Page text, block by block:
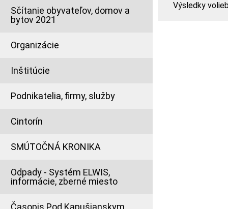
Sčítanie obyvateľov, domov a
bytov 2021
Organizácie
Inštitúcie
Podnikatelia, firmy, služby
Cintorín
SMÚTOČNÁ KRONIKA
Odpady - Systém ELWIS,
informácie, zberné miesto
Časopis Pod Kapušianskym
Výsledky